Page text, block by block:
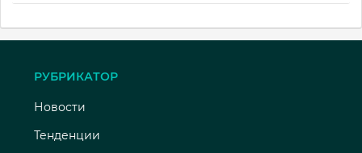
РУБРИКАТОР
Новости
Тенденции